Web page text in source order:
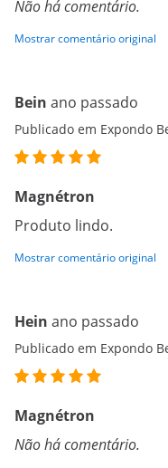
Não há comentário.
Mostrar comentário original
Bein ano passado
Publicado em Expondo
Magnétron
Produto lindo.
Mostrar comentário original
Hein ano passado
Publicado em Expondo
Magnétron
Não há comentário.